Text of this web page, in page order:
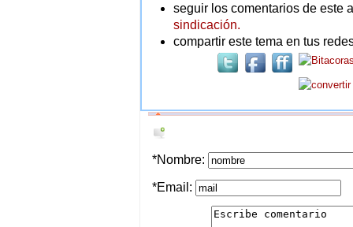
seguir los comentarios de este
sindicación.
compartir este tema en tus
*Nombre:
*Email: